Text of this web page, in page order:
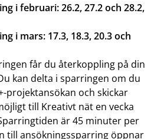
i februari: 26.2, 27.2 och 28.2,
i mars: 17.3, 18.3, 20.3 och
får du återkoppling på din
kan delta i sparringen om du
projektansökan och skickar
till Kreativt nät en vecka
är 45 minuter per
till ansökningssparring öppnar